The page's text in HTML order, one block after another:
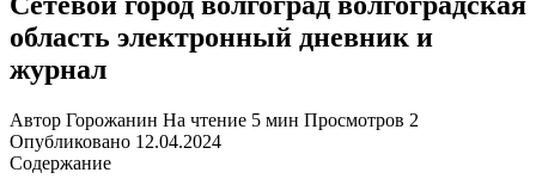
область электронный дневник и
журнал
Автор Горожанин На чтение 5 мин Просмотров 2
Опубликовано 12.04.2024
Содержание